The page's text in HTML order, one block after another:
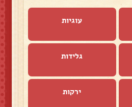
עוגיות
גלידות
ירקות